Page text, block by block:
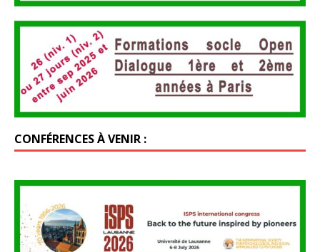
CONFÉRENCES À VENIR :